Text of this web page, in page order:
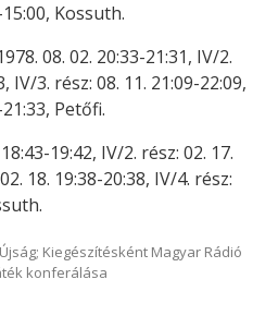
Kossuth.
08. 02. 20:33-21:31, IV/2.
IV/3. rész: 08. 11. 21:09-22:09,
Petőfi.
19:42, IV/2. rész: 02. 17.
18. 19:38-20:38, IV/4. rész:
Kiegészítésként Magyar Rádió
konferálása